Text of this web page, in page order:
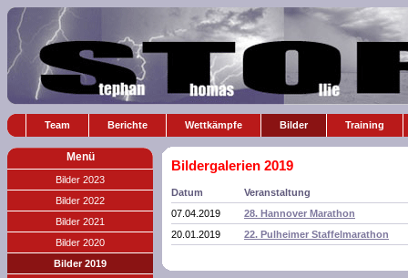
Team Berichte Wettkämpfe Bilder Training
Menü
Bilder 2023
Bilder 2022
Bilder 2021
Bilder 2020
Bilder 2019
Bildergalerien 2019
Datum
Veranstaltung
07.04.2019
28. Hannover Marathon
20.01.2019
22. Pulheimer Staffelmarathon